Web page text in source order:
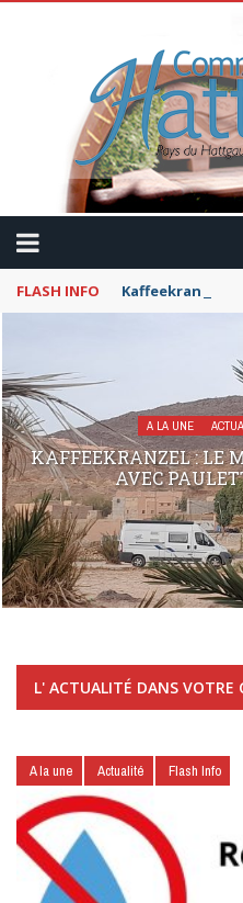
FLASH INFO Kaffeekranzel :
A LA UNE
KAFFEEKRANZEL : LE
AVEC
L' ACTUALITÉ DANS VOTRE
A la une Actualité Flash Info